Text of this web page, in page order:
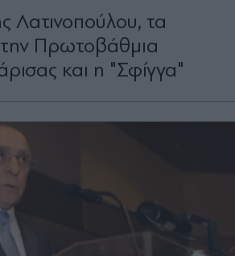
Λατινοπούλου, τα
Πρωτοβάθµια
και η "Σφίγγα"